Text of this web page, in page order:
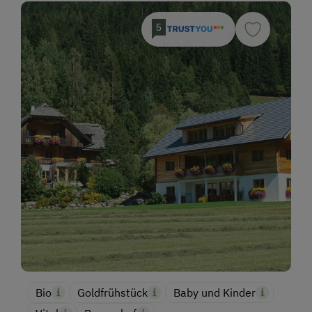
5
Bio Goldfrühstück
Baby und Kinder